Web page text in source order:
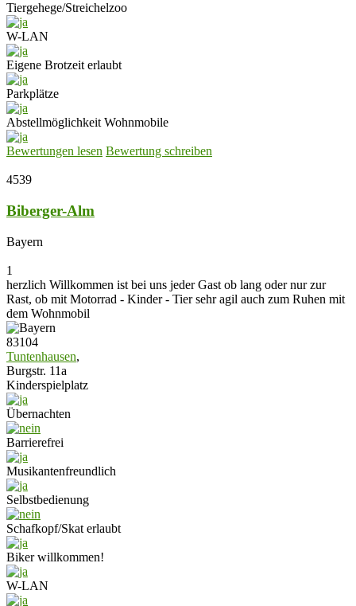
Tiergehege/Streichelzoo
W-LAN
Eigene Brotzeit erlaubt
Parkplätze
Abstellmöglichkeit Wohnmobile
Bewertungen lesen Bewertung schreiben
4539
Biberger-Alm
Bayern
1
herzlich Willkommen ist bei uns jeder Gast ob lang oder nur zur
Rast, ob mit Motorrad - Kinder - Tier sehr agil auch zum Ruhen mit
dem Wohnmobil
83104
Tuntenhausen,
Burgstr. 11a
Kinderspielplatz
Übernachten
Barrierefrei
Musikantenfreundlich
Selbstbedienung
Schafkopf/Skat erlaubt
Biker willkommen!
W-LAN